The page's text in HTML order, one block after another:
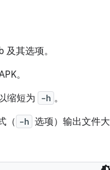
其选项。
。
缩短为 -h 。
（ -h 选项）输出文件大